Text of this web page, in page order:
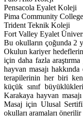
Pensacola Eyalet Koleji
Pima Community College
Trident Teknik Koleji
Fort Valley Eyalet
Bu okulların çoğunda 2
Okulun kariyer
için daha fazla
hayvan masajı
terapilerinin her biri
küçük sınıf
Karakaya hayvan
Masaj için Ulusal
okulları aramaları